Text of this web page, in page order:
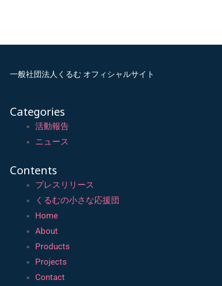
一般社団法人くるむ オフィシャルサイト
Categories
活動報告
ニュース
Contents
プレスリリース
くるむの小さな応援団
Home
About
Products
Projects
Contact